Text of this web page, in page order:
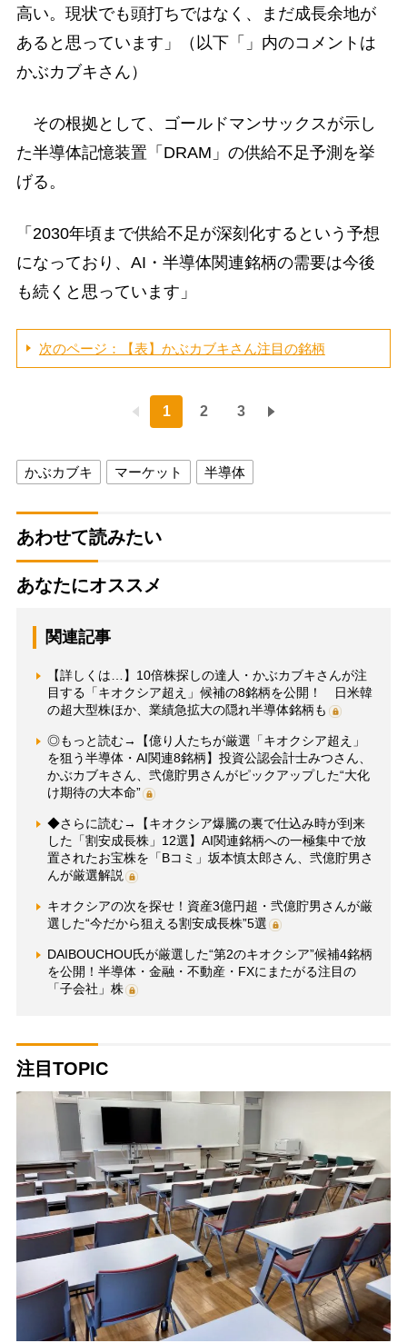
高い。現状でも頭打ちではなく、まだ成長余地が
あると思っています」（以下「」内のコメントは
かぶカブキさん）
その根拠として、ゴールドマンサックスが示し
た半導体記憶装置「DRAM」の供給不足予測を挙
げる。
「2030年頃まで供給不足が深刻化するという予想
になっており、AI・半導体関連銘柄の需要は今後
も続くと思っています」
次のページ：【表】かぶカブキさん注目の銘柄
1 2 3
かぶカブキ マーケット 半導体
あわせて読みたい
あなたにオススメ
関連記事
【詳しくは…】10倍株探しの達人・かぶカブキさんが注
目する「キオクシア超え」候補の8銘柄を公開！ 日米韓
の超大型株ほか、業績急拡大の隠れ半導体銘柄も
◎もっと読む→【億り人たちが厳選「キオクシア超え」
を狙う半導体・AI関連8銘柄】投資公認会計士みつさん、
かぶカブキさん、弐億貯男さんがピックアップした“大化
け期待の大本命”
◆さらに読む→【キオクシア爆騰の裏で仕込み時が到来
した「割安成長株」12選】AI関連銘柄への一極集中で放
置されたお宝株を「Bコミ」坂本慎太郎さん、弐億貯男さ
んが厳選解説
キオクシアの次を探せ！資産3億円超・弐億貯男さんが厳
選した“今だから狙える割安成長株”5選
DAIBOUCHOU氏が厳選した“第2のキオクシア”候補4銘柄
を公開！半導体・金融・不動産・FXにまたがる注目の
「子会社」株
注目TOPIC